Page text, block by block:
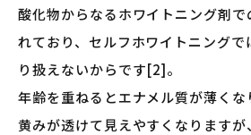
酸化物からなるホワイトニング剤
れており、セルフホワイトニング
り扱えないからです[2]。
年齢を重ねるとエナメル質が薄く
黄みが透けて見えやすくなりますが、